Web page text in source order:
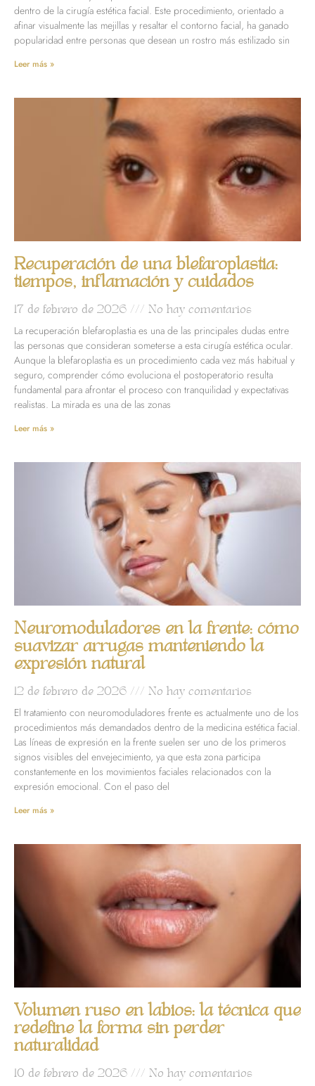
dentro de la cirugía estética facial. Este procedimiento, orientado a
afinar visualmente las mejillas y resaltar el contorno facial, ha ganado
popularidad entre personas que desean un rostro más estilizado sin
Leer más »
Recuperación de una blefaroplastia:
tiempos, inflamación y cuidados
17 de febrero de 2026 No hay comentarios
La recuperación blefaroplastia es una de las principales dudas entre
las personas que consideran someterse a esta cirugía estética ocular.
Aunque la blefaroplastia es un procedimiento cada vez más habitual y
seguro, comprender cómo evoluciona el postoperatorio resulta
fundamental para afrontar el proceso con tranquilidad y expectativas
realistas. La mirada es una de las zonas
Leer más »
Neuromoduladores en la frente: cómo
suavizar arrugas manteniendo la
expresión natural
12 de febrero de 2026 No hay comentarios
El tratamiento con neuromoduladores frente es actualmente uno de los
procedimientos más demandados dentro de la medicina estética facial.
Las líneas de expresión en la frente suelen ser uno de los primeros
signos visibles del envejecimiento, ya que esta zona participa
constantemente en los movimientos faciales relacionados con la
expresión emocional. Con el paso del
Leer más »
Volumen ruso en labios: la técnica que
redefine la forma sin perder
naturalidad
10 de febrero de 2026 No hay comentarios